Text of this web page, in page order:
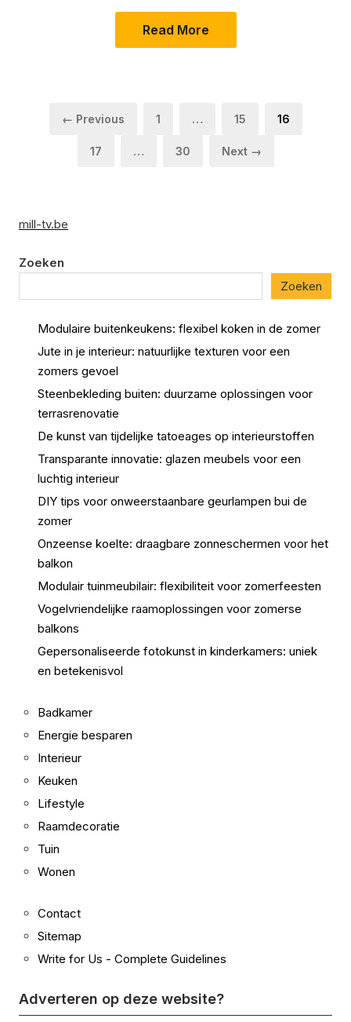
Read More
Berichten
← Previous Page
1 … Page
15 Page
16
Page
17 … Page
30 Next →
mill-tv.be
Zoeken
Zoeken
Modulaire buitenkeukens: flexibel koken in de zomer
Jute in je interieur: natuurlijke texturen voor een
zomers gevoel
Steenbekleding buiten: duurzame oplossingen voor
terrasrenovatie
De kunst van tijdelijke tatoeages op interieurstoffen
Transparante innovatie: glazen meubels voor een
luchtig interieur
DIY tips voor onweerstaanbare geurlampen bui de
zomer
Onzeense koelte: draagbare zonneschermen voor het
balkon
Modulair tuinmeubilair: flexibiliteit voor zomerfeesten
Vogelvriendelijke raamoplossingen voor zomerse
balkons
Gepersonaliseerde fotokunst in kinderkamers: uniek
en betekenisvol
Badkamer
Energie besparen
Interieur
Keuken
Lifestyle
Raamdecoratie
Tuin
Wonen
Contact
Sitemap
Write for Us - Complete Guidelines
Adverteren op deze website?